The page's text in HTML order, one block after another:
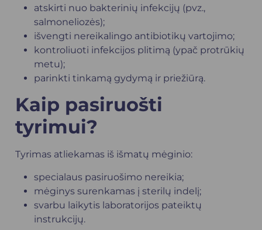
atskirti nuo bakterinių infekcijų (pvz.,
salmoneliozės);
išvengti nereikalingo antibiotikų vartojimo;
kontroliuoti infekcijos plitimą (ypač protrūkių
metu);
parinkti tinkamą gydymą ir priežiūrą.
Kaip pasiruošti
tyrimui?
Tyrimas atliekamas iš išmatų mėginio:
specialaus pasiruošimo nereikia;
mėginys surenkamas į sterilų indelį;
svarbu laikytis laboratorijos pateiktų
instrukcijų.